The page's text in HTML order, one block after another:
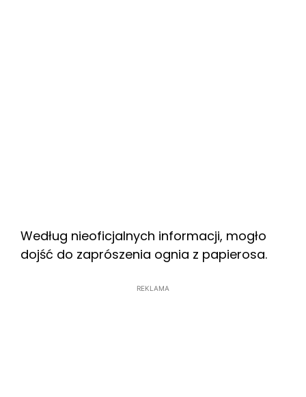
Według nieoficjalnych informacji, mogło
dojść do zaprószenia ognia z papierosa.
REKLAMA